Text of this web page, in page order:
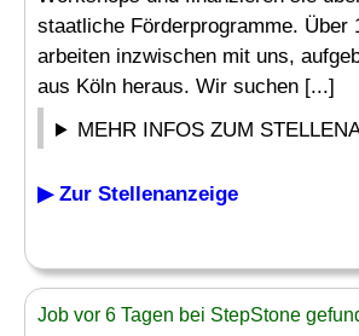
staatliche Förderprogramme. Über
arbeiten inzwischen mit uns,
aus Köln heraus. Wir suchen [...]
MEHR INFOS ZUM
▶ Zur Stellenanzeige
Job vor 6 Tagen bei StepStone